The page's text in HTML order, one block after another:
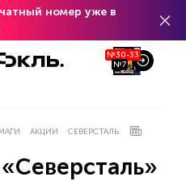
номер уже в
№30-33
№7
АКЦИИ СЕВЕРСТАЛЬ